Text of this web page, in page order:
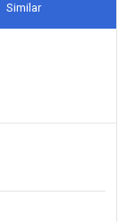
Similar